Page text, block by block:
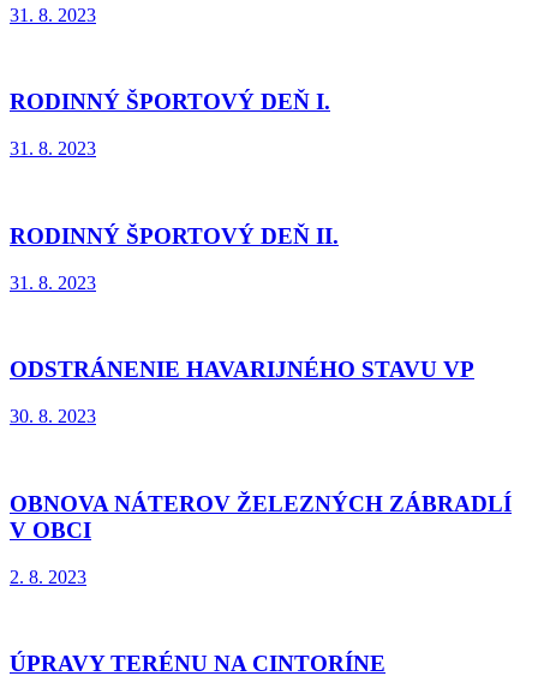
31. 8. 2023
RODINNÝ ŠPORTOVÝ DEŇ I.
31. 8. 2023
RODINNÝ ŠPORTOVÝ DEŇ II.
31. 8. 2023
ODSTRÁNENIE HAVARIJNÉHO STAVU VP
30. 8. 2023
OBNOVA NÁTEROV ŽELEZNÝCH ZÁBRADLÍ
V OBCI
2. 8. 2023
ÚPRAVY TERÉNU NA CINTORÍNE